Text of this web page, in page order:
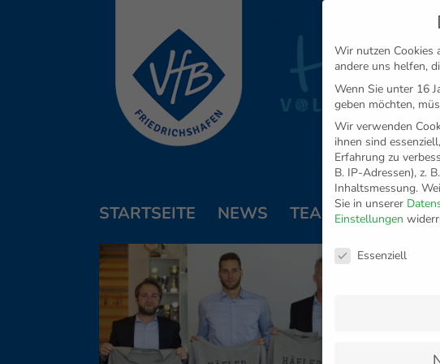
STARTSEITE NEWS TEAM TICKETS
Der VfB
für die
dem
Wir nutzen Cookies
andere uns helfen,
Wenn Sie unter 16
geben möchten,
Wir verwenden
ihnen sind
Erfahrung zu
B. IP-Adressen), z.
Inhaltsmessung.
Sie in unserer
Einstellungen
Essenziell